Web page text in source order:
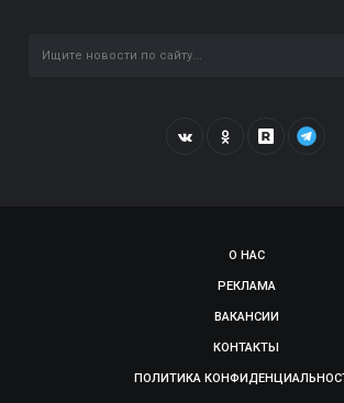
О НАС
РЕКЛАМА
ВАКАНСИИ
КОНТАКТЫ
ПОЛИТИКА